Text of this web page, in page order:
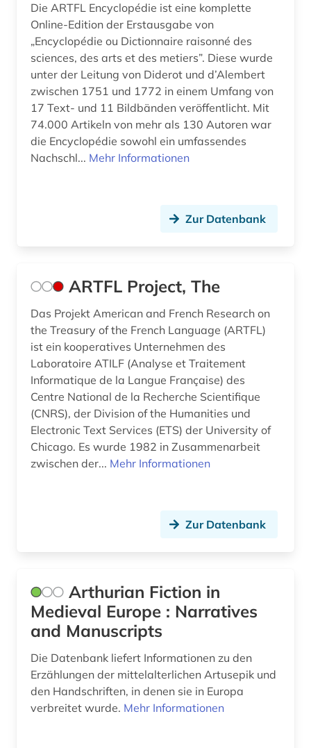
internetportal (1)
irland / literatur / irisch (1)
italia (1)
italianistik (60)
italien (18)
italienisch (70)
italienische kunstgeschichte (1)
italienische literatur (1)
japanisch (3)
jean (1)
jiddisch (1)
judenspanisch (1)
judenverfolgung (2)
kalabresisch (1)
kanada (2)
karibik (3)
karibik-literatur (1)
Die ARTFL Encyclopédie ist eine komplette
Online-Edition der Erstausgabe von
„Encyclopédie ou Dictionnaire raisonné des
sciences, des arts et des metiers”. Diese wurde
unter der Leitung von Diderot und d’Alembert
zwischen 1751 und 1772 in einem Umfang von
17 Text- und 11 Bildbänden veröffentlicht. Mit
74.000 Artikeln von mehr als 130 Autoren war
die Encyclopédie sowohl ein umfassendes
Nachschl... Mehr Informationen
Zur Datenbank
ARTFL Project, The
Das Projekt American and French Research on
the Treasury of the French Language (ARTFL)
ist ein kooperatives Unternehmen des
Laboratoire ATILF (Analyse et Traitement
Informatique de la Langue Française) des
Centre National de la Recherche Scientifique
(CNRS), der Division of the Humanities und
Electronic Text Services (ETS) der University of
Chicago. Es wurde 1982 in Zusammenarbeit
zwischen der... Mehr Informationen
Zur Datenbank
Arthurian Fiction in
Medieval Europe : Narratives
and Manuscripts
Die Datenbank liefert Informationen zu den
Erzählungen der mittelalterlichen Artusepik und
den Handschriften, in denen sie in Europa
verbreitet wurde. Mehr Informationen